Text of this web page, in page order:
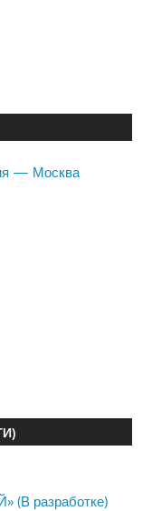
— Москва
(В разработке)